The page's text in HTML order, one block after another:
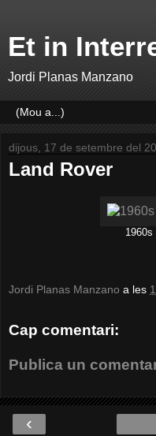
Et in
Jordi Planas Manzano
dijous, 17 de setembre del
Land Rover
1960s
Jordi Planas Manzano a les
Cap comentari:
Publica un
‹